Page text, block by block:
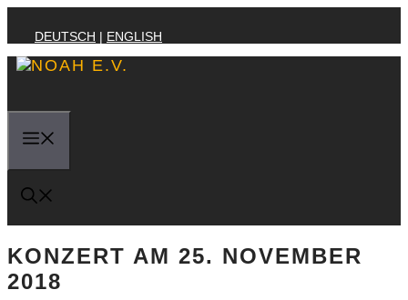
InhaltDEUTSCH | ENGLISH
KONZERT AM 25. NOVEMBER
2018